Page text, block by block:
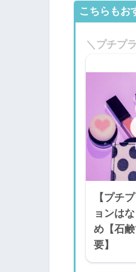
こちらもお
＼プチプ
【プチ
ョンは
め【石
要】